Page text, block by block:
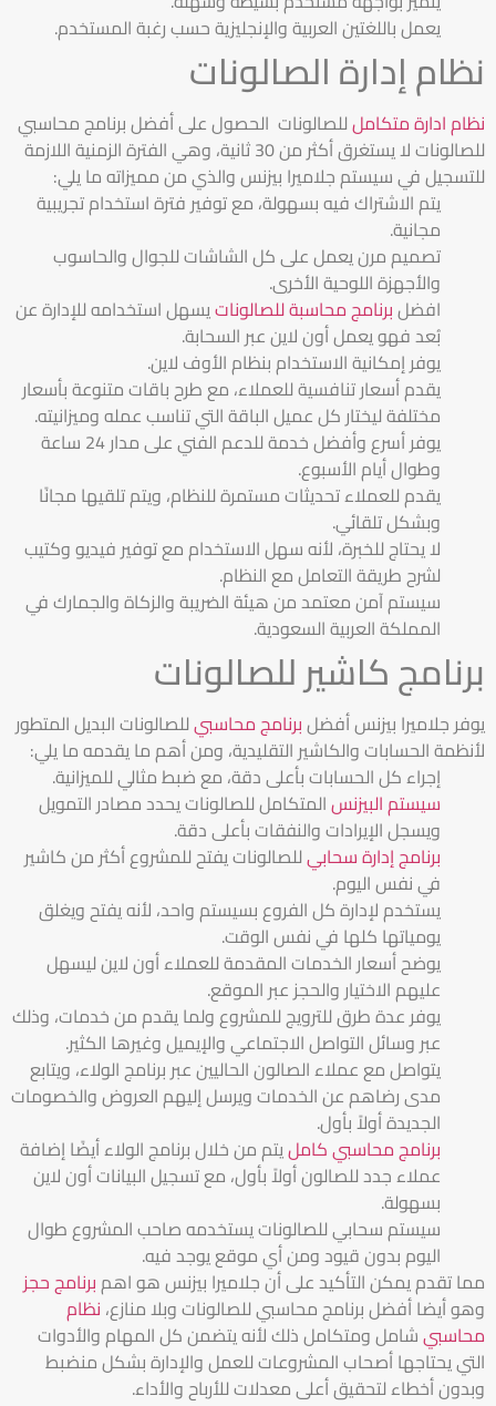
يعمل باللغتين العربية والإنجليزية حسب رغبة المستخدم.
نظام إدارة الصالونات
نظام ادارة متكاملللصالونات الحصول على أفضل برنامج محاسبي
للصالونات لا يستغرق أكثر من 30 ثانية، وهي الفترة الزمنية اللازمة
للتسجيل في سيستم جلاميرا بيزنس والذي من مميزاته ما يلي:
يتم الاشتراك فيه بسهولة، مع توفير فترة استخدام تجريبية
مجانية.
تصميم مرن يعمل على كل الشاشات للجوال والحاسوب
والأجهزة اللوحية الأخرى.
افضلبرنامج محاسبة للصالوناتيسهل استخدامه للإدارة عن
بُعد فهو يعمل أون لاين عبر السحابة.
يوفر إمكانية الاستخدام بنظام الأوف لاين.
يقدم أسعار تنافسية للعملاء، مع طرح باقات متنوعة بأسعار
مختلفة ليختار كل عميل الباقة التي تناسب عمله وميزانيته.
يوفر أسرع وأفضل خدمة للدعم الفني على مدار 24 ساعة
وطوال أيام الأسبوع.
يقدم للعملاء تحديثات مستمرة للنظام، ويتم تلقيها مجانًا
وبشكل تلقائي.
لا يحتاج للخبرة، لأنه سهل الاستخدام مع توفير فيديو وكتيب
لشرح طريقة التعامل مع النظام.
سيستم آمن معتمد من هيئة الضريبة والزكاة والجمارك في
المملكة العربية السعودية.
برنامج كاشير للصالونات
يوفر جلاميرا بيزنس أفضلبرنامج محاسبيللصالونات البديل المتطور
لأنظمة الحسابات والكاشير التقليدية، ومن أهم ما يقدمه ما يلي:
إجراء كل الحسابات بأعلى دقة، مع ضبط مثالي للميزانية.
سيستم البيزنسالمتكامل للصالونات يحدد مصادر التمويل
ويسجل الإيرادات والنفقات بأعلى دقة.
برنامج إدارة سحابيللصالونات يفتح للمشروع أكثر من كاشير
في نفس اليوم.
يستخدم لإدارة كل الفروع بسيستم واحد، لأنه يفتح ويغلق
يومياتها كلها في نفس الوقت.
يوضح أسعار الخدمات المقدمة للعملاء أون لاين ليسهل
عليهم الاختيار والحجز عبر الموقع.
يوفر عدة طرق للترويج للمشروع ولما يقدم من خدمات، وذلك
عبر وسائل التواصل الاجتماعي والإيميل وغيرها الكثير.
يتواصل مع عملاء الصالون الحاليين عبر برنامج الولاء، ويتابع
مدى رضاهم عن الخدمات ويرسل إليهم العروض والخصومات
الجديدة أولاً بأول.
برنامج محاسبي كامليتم من خلال برنامج الولاء أيضًا إضافة
عملاء جدد للصالون أولاً بأول، مع تسجيل البيانات أون لاين
بسهولة.
سيستم سحابي للصالونات يستخدمه صاحب المشروع طوال
اليوم بدون قيود ومن أي موقع يوجد فيه.
مما تقدم يمكن التأكيد على أن جلاميرا بيزنس هو اهمبرنامج حجز
وهو أيضا أفضل برنامج محاسبي للصالونات وبلا منازع، نظام
محاسبيشامل ومتكامل ذلك لأنه يتضمن كل المهام والأدوات
التي يحتاجها أصحاب المشروعات للعمل والإدارة بشكل منضبط
وبدون أخطاء لتحقيق أعلى معدلات للأرباح والأداء.